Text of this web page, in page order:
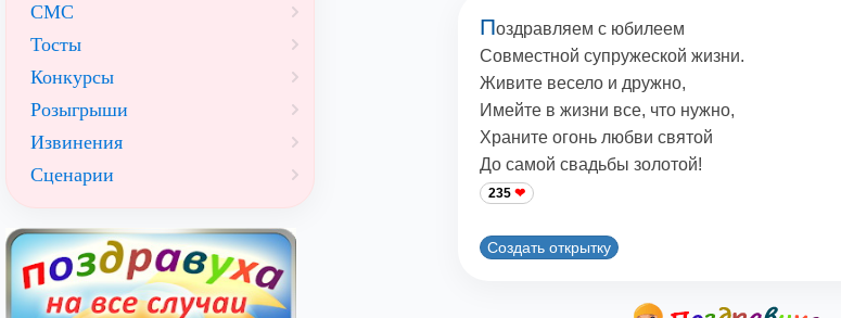
Поздравляем с юбилеем
Совместной супружеской жизни.
Живите весело и дружно,
Имейте в жизни все, что нужно,
Храните огонь любви святой
До самой свадьбы золотой!
235
Создать открытку
СМС
Тосты
Конкурсы
Розыгрыши
Извинения
Сценарии